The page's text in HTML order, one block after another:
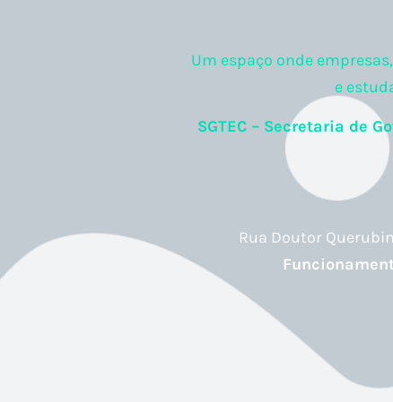
Um espaço onde
e
SGTEC – Secretaria de
Rua Doutor